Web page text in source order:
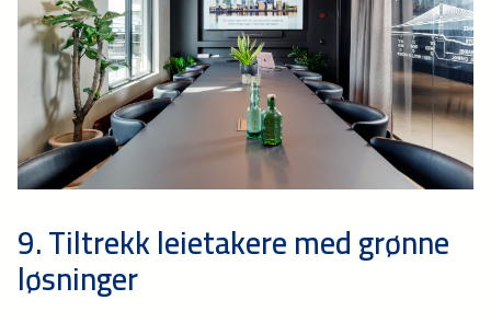
9. Tiltrekk leietakere med grønne
løsninger